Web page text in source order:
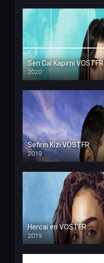
Sen Cal Kapimi VOSTFR
2020
Sefirin Kizi VOSTFR
2019
Hercai en VOSTFR
2019